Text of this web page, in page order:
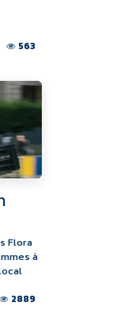
563
Flora
à
2889